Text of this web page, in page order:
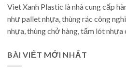
Viet Xanh Plastic là nhà cung cấp
như pallet nhựa, thùng rác công
nhựa, thùng chở hàng, tấm lót nhựa
BÀI VIẾT MỚI NHẤT